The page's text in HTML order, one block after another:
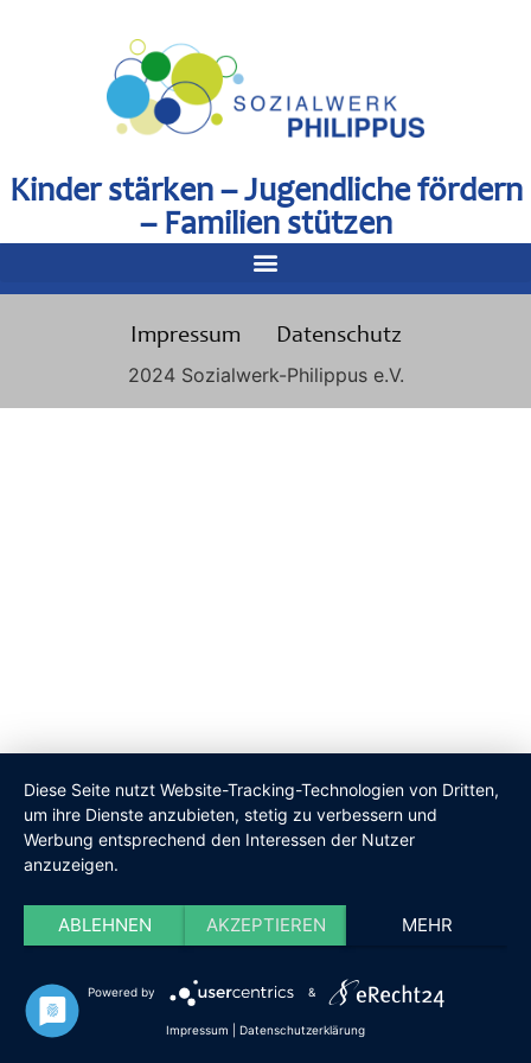
Kinder stärken – Jugendliche fördern
– Familien stützen
Impressum
Datenschutz
2024 Sozialwerk-Philippus e.V.
Diese Seite nutzt Website-Tracking-Technologien von Dritten,
um ihre Dienste anzubieten, stetig zu verbessern und
Werbung entsprechend den Interessen der Nutzer
anzuzeigen.
ABLEHNEN AKZEPTIEREN MEHR
Powered by &
Impressum Datenschutzerklärung